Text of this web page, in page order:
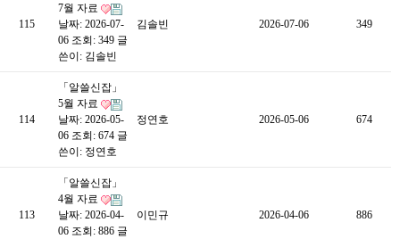
115
7월 자료
날짜: 2026-07-
06 조회: 349 글
쓴이: 김솔빈
김솔빈 2026-07-06 349
114
「알쓸신잡」
5월 자료
날짜: 2026-05-
06 조회: 674 글
쓴이: 정연호
정연호 2026-05-06 674
113
「알쓸신잡」
4월 자료
날짜: 2026-04-
06 조회: 886 글
이민규 2026-04-06 886